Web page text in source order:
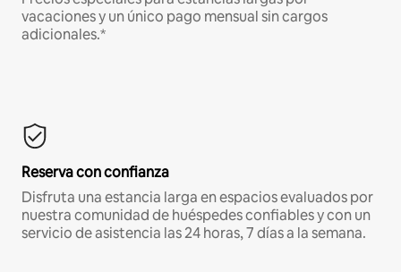
vacaciones y un único pago mensual sin cargos
adicionales.*
Reserva con confianza
Disfruta una estancia larga en espacios evaluados por
nuestra comunidad de huéspedes confiables y con un
servicio de asistencia las 24 horas, 7 días a la semana.